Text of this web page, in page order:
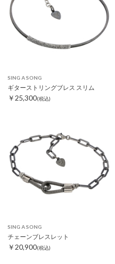
SING A SONG
ギターストリングブレス スリム
￥25,300(税込)
SING A SONG
チェーンブレスレット
￥20,900(税込)